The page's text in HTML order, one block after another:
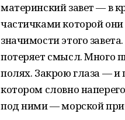
материнский завет — в
частичками которой
значимости этого
потеряет смысл. Много
полях. Закрою глаза — и
котором словно
под ними — морской